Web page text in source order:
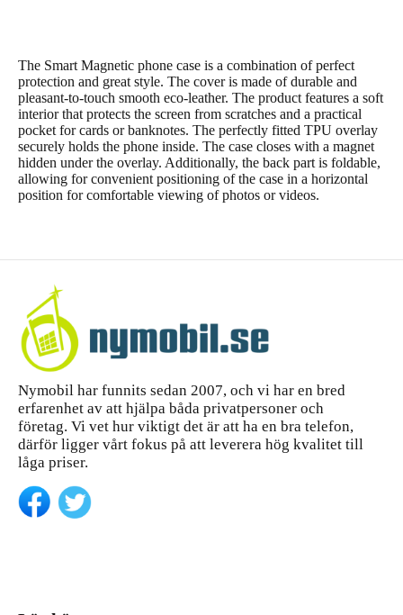
The Smart Magnetic phone case is a combination of perfect
protection and great style. The cover is made of durable and
pleasant-to-touch smooth eco-leather. The product features a soft
interior that protects the screen from scratches and a practical
pocket for cards or banknotes. The perfectly fitted TPU overlay
securely holds the phone inside. The case closes with a magnet
hidden under the overlay. Additionally, the back part is foldable,
allowing for convenient positioning of the case in a horizontal
position for comfortable viewing of photos or videos.
Nymobil har funnits sedan 2007, och vi har en bred
erfarenhet av att hjälpa båda privatpersoner och
företag. Vi vet hur viktigt det är att ha en bra telefon,
därför ligger vårt fokus på att leverera hög kvalitet till
låga priser.